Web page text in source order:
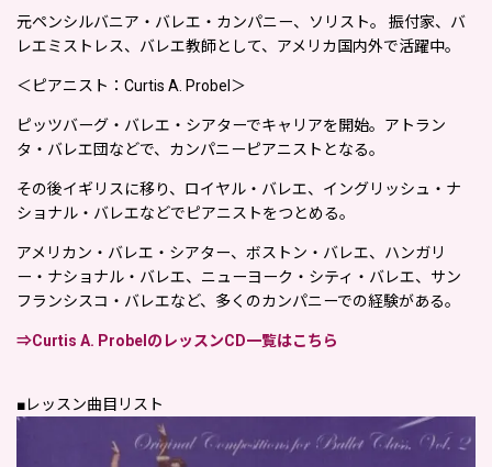
元ペンシルバニア・バレエ・カンパニー、ソリスト。 振付家、バ
レエミストレス、バレエ教師として、アメリカ国内外で活躍中。
＜ピアニスト：Curtis A. Probel＞
ピッツバーグ・バレエ・シアターでキャリアを開始。アトラン
タ・バレエ団などで、カンパニーピアニストとなる。
その後イギリスに移り、ロイヤル・バレエ、イングリッシュ・ナ
ショナル・バレエなどでピアニストをつとめる。
アメリカン・バレエ・シアター、ボストン・バレエ、ハンガリ
ー・ナショナル・バレエ、ニューヨーク・シティ・バレエ、サン
フランシスコ・バレエなど、多くのカンパニーでの経験がある。
⇒Curtis A. ProbelのレッスンCD一覧はこちら
■レッスン曲目リスト